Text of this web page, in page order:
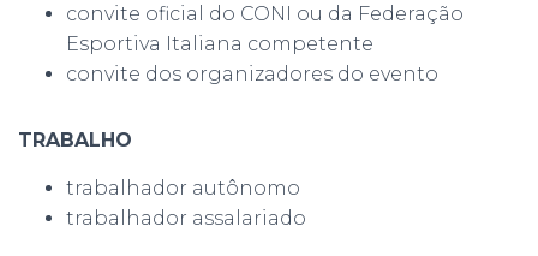
convite oficial do CONI ou da Federação
Esportiva Italiana competente
convite dos organizadores do evento
TRABALHO
trabalhador autônomo
trabalhador assalariado